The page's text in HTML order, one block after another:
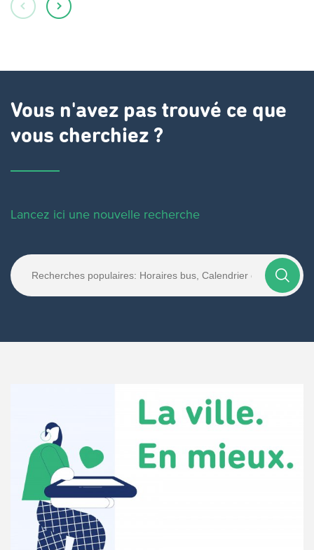
Vous n'avez pas trouvé ce que
vous cherchiez ?
Lancez ici une nouvelle recherche